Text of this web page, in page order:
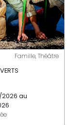
Famille, Théâtre
2026 au